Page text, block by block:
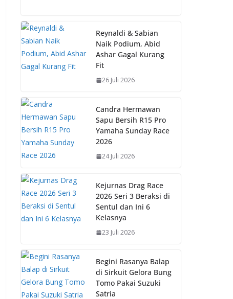
e
b
o
o
s
A
p
p
e
st
y
Li
k
Reynaldi & Sabian
Naik Podium, Abid
Ashar Gagal Kurang
Fit
26 Juli 2026
Candra Hermawan
Sapu Bersih R15 Pro
Yamaha Sunday Race
2026
24 Juli 2026
Kejurnas Drag Race
2026 Seri 3 Beraksi di
Sentul dan Ini 6
Kelasnya
23 Juli 2026
Begini Rasanya Balap
di Sirkuit Gelora Bung
Tomo Pakai Suzuki
Satria